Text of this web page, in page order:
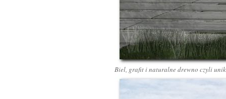
Biel, grafit i naturalne drewno czyli